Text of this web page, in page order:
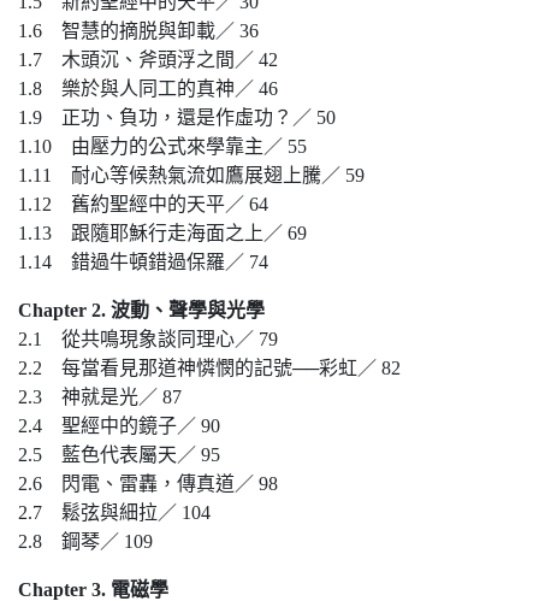
1.6 智慧的摘脱與卸載／ 36
1.7 木頭沉、斧頭浮之間／ 42
1.8 樂於與人同工的真神／ 46
1.9 正功、負功，還是作虛功？／ 50
1.10 由壓力的公式來學靠主／ 55
1.11 耐心等候熱氣流如鷹展翅上騰／ 59
1.12 舊約聖經中的天平／ 64
1.13 跟隨耶穌行走海面之上／ 69
1.14 錯過牛頓錯過保羅／ 74
Chapter 2. 波動、聲學與光學
2.1 從共鳴現象談同理心／ 79
2.2 每當看見那道神憐憫的記號──彩虹／ 82
2.3 神就是光／ 87
2.4 聖經中的鏡子／ 90
2.5 藍色代表屬天／ 95
2.6 閃電、雷轟，傳真道／ 98
2.7 鬆弦與細拉／ 104
2.8 鋼琴／ 109
Chapter 3. 電磁學